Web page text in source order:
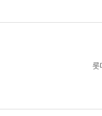
롯